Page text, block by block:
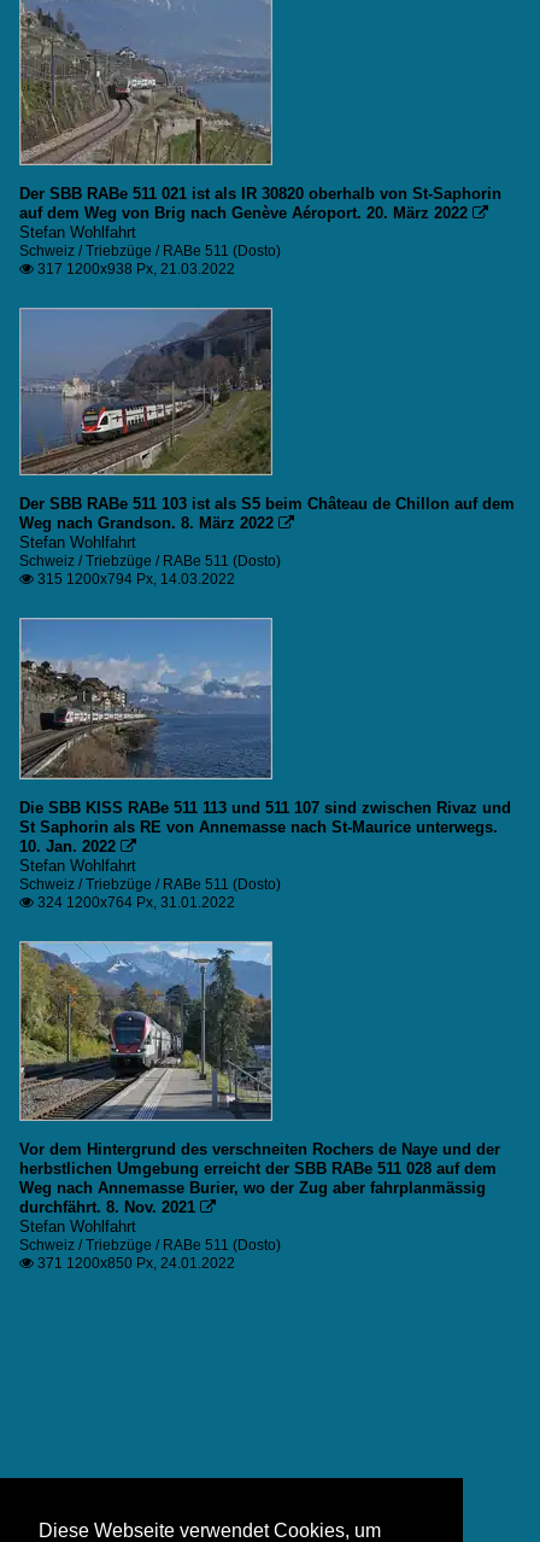
Der SBB RABe 511 021 ist als IR 30820 oberhalb von St-Saphorin
auf dem Weg von Brig nach Genève Aéroport. 20. März 2022 
Stefan Wohlfahrt
Schweiz / Triebzüge / RABe 511 (Dosto)
 317 1200x938 Px, 21.03.2022
Der SBB RABe 511 103 ist als S5 beim Château de Chillon auf dem
Weg nach Grandson. 8. März 2022 
Stefan Wohlfahrt
Schweiz / Triebzüge / RABe 511 (Dosto)
 315 1200x794 Px, 14.03.2022
Die SBB KISS RABe 511 113 und 511 107 sind zwischen Rivaz und
St Saphorin als RE von Annemasse nach St-Maurice unterwegs.
10. Jan. 2022 
Stefan Wohlfahrt
Schweiz / Triebzüge / RABe 511 (Dosto)
 324 1200x764 Px, 31.01.2022
Vor dem Hintergrund des verschneiten Rochers de Naye und der
herbstlichen Umgebung erreicht der SBB RABe 511 028 auf dem
Weg nach Annemasse Burier, wo der Zug aber fahrplanmässig
durchfährt. 8. Nov. 2021 
Stefan Wohlfahrt
Schweiz / Triebzüge / RABe 511 (Dosto)
 371 1200x850 Px, 24.01.2022
Diese Webseite verwendet Cookies, um